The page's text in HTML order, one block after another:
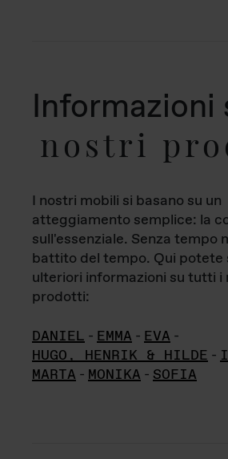
Informazioni
nostri
I nostri mobili si basano su un
atteggiamento semplice: la
sull'essenziale. Senza tempo
battito del tempo. Qui potete
ulteriori informazioni su tutti i
prodotti:
DANIEL - EMMA - EVA -
HUGO, HENRIK & HILDE -
MARTA - MONIKA - SOFIA